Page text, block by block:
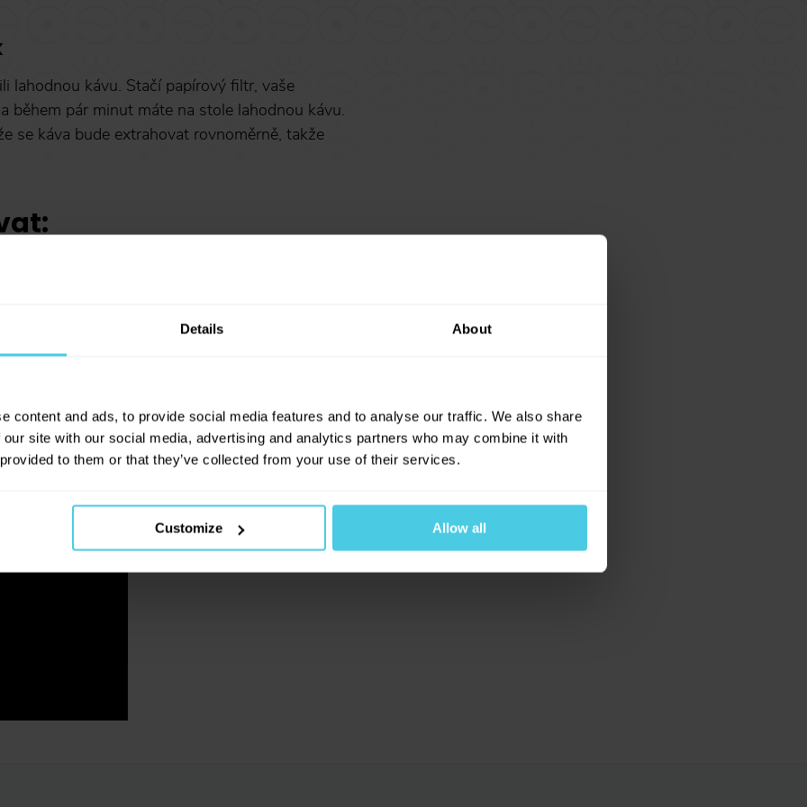
Details About
content and ads, to provide social media features and to analyse our traffic. We also share
site with our social media, advertising and analytics partners who may combine it with
to them or that they’ve collected from your use of their services.
Customize Allow all
lahodnou kávu. Stačí papírový filtr, vaše
během pár minut máte na stole lahodnou kávu.
se káva bude extrahovat rovnoměrně, takže